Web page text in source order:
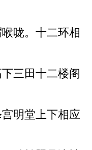
咙。十二环相
三田十二楼阁
宫明堂上下相应